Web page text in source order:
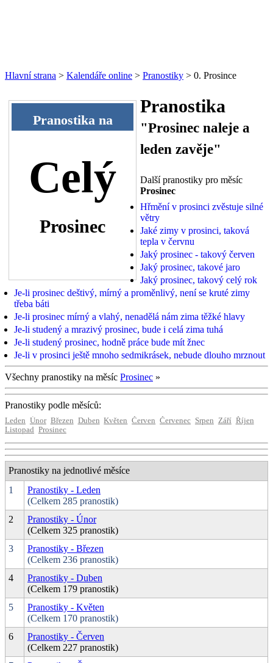
Hlavní strana > Kalendáře online > Pranostiky > 0. Prosince
Pranostika na
Celý
Prosinec
Pranostika
"Prosinec naleje a
leden zavěje"
Další pranostiky pro měsíc
Prosinec
Hřmění v prosinci zvěstuje silné
větry
Jaké zimy v prosinci, taková
tepla v červnu
Jaký prosinec - takový červen
Jaký prosinec, takové jaro
Jaký prosinec, takový celý rok
Je-li prosinec deštivý, mírný a proměnlivý, není se kruté zimy
třeba báti
Je-li prosinec mírný a vlahý, nenadělá nám zima těžké hlavy
Je-li studený a mrazivý prosinec, bude i celá zima tuhá
Je-li studený prosinec, hodně práce bude mít žnec
Je-li v prosinci ještě mnoho sedmikrásek, nebude dlouho mrznout
Všechny pranostiky na měsíc Prosinec »
Pranostiky podle měsíců:
Leden Únor Březen Duben Květen Červen Červenec Srpen Září Říjen
Listopad Prosinec
Pranostiky na jednotlivé měsíce
1
Pranostiky - Leden
(Celkem 285 pranostik)
2
Pranostiky - Únor
(Celkem 325 pranostik)
3
Pranostiky - Březen
(Celkem 236 pranostik)
4
Pranostiky - Duben
(Celkem 179 pranostik)
5
Pranostiky - Květen
(Celkem 170 pranostik)
6
Pranostiky - Červen
(Celkem 227 pranostik)